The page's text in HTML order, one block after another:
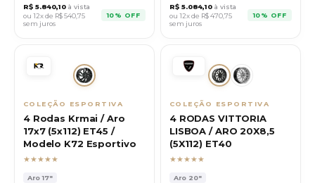
R$ 5.840,10 à vista
ou 12x de R$540,75
sem juros
10% OFF
R$ 5.084,10 à vista
ou 12x de R$470,75
sem juros
10% OFF
COLEÇÃO ESPORTIVA
4 Rodas Krmai / Aro
17x7 (5x112) ET45 /
Modelo K72 Esportivo
★★★★★
Aro17"
COLEÇÃO ESPORTIVA
4 RODAS VITTORIA
LISBOA / ARO 20X8,5
(5X112) ET40
★★★★★
Aro 20"